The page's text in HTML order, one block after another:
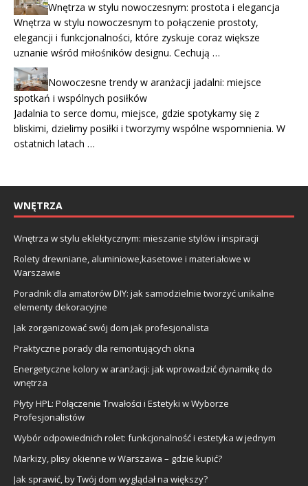
Wnętrza w stylu nowoczesnym: prostota i elegancja
Wnętrza w stylu nowoczesnym to połączenie prostoty,
elegancji i funkcjonalności, które zyskuje coraz większe
uznanie wśród miłośników designu. Cechują …
Nowoczesne trendy w aranżacji jadalni: miejsce
spotkań i wspólnych posiłków
Jadalnia to serce domu, miejsce, gdzie spotykamy się z
bliskimi, dzielimy posiłki i tworzymy wspólne wspomnienia. W
ostatnich latach …
WNĘTRZA
Wnętrza w stylu eklektycznym: mieszanie stylów i inspiracji
Rolety drewniane, aluminiowe,kasetowe i materiałowe w
Warszawie
Poradnik dla amatorów DIY: jak samodzielnie tworzyć unikalne
elementy dekoracyjne
Jak zorganizować swój dom jak profesjonalista
Praktyczne porady dla remontujących okna
Energetyczne kolory w aranżacji: jak wprowadzić dynamikę do
wnętrza
Płyty HPL: Połączenie Trwałości i Estetyki w Wyborze
Profesjonalistów
Wybór odpowiednich rolet: funkcjonalność i estetyka w jednym
Markizy, plisy okienne w Warszawa – gdzie kupić?
Jak sprawić, by Twój dom wyglądał na większy?